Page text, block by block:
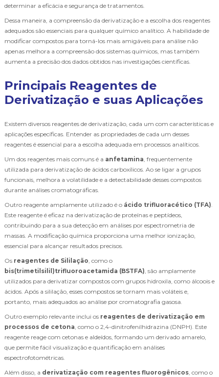
determinar a eficácia e segurança de tratamentos.
Dessa maneira, a compreensão da derivatização e a escolha dos reagentes
adequados são essenciais para qualquer químico analítico. A habilidade de
modificar compostos para torná-los mais amigáveis para análise não
apenas melhora a compreensão dos sistemas químicos, mas também
aumenta a precisão dos dados obtidos nas investigações científicas.
Principais Reagentes de
Derivatização e suas Aplicações
Existem diversos reagentes de derivatização, cada um com características e
aplicações específicas. Entender as propriedades de cada um desses
reagentes é essencial para a escolha adequada em processos analíticos.
Um dos reagentes mais comuns é a anfetamina, frequentemente
utilizada para derivatização de ácidos carboxílicos. Ao se ligar a grupos
funcionais, melhora a volatilidade e a detectabilidade desses compostos
durante análises cromatográficas.
Outro reagente amplamente utilizado é o ácido trifluoracético (TFA).
Este reagente é eficaz na derivatização de proteínas e peptídeos,
contribuindo para a sua detecção em análises por espectrometria de
massas. A modificação química proporciona uma melhor ionização,
essencial para alcançar resultados precisos.
Os reagentes de Sililação, como o
bis(trimetilsilil)trifluoroacetamida (BSTFA), são amplamente
utilizados para derivatizar compostos com grupos hidroxila, como álcoois e
ácidos. Após a sililação, esses compostos se tornam mais voláteis e,
portanto, mais adequados ao análise por cromatografia gasosa.
Outro exemplo relevante inclui os reagentes de derivatização em
processos de cetona, como o 2,4-dinitrofenilhidrazina (DNPH). Este
reagente reage com cetonas e aldeídos, formando um derivado amarelo,
que permite fácil visualização e quantificação em análises
espectrofotométricas.
Além disso, a derivatização com reagentes fluorogênicos, como o